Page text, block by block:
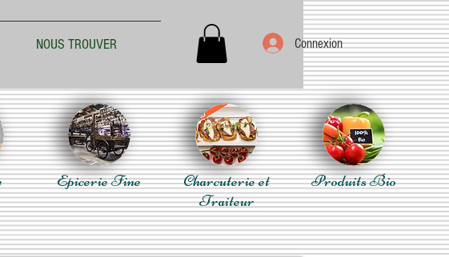
NOUS TROUVER Connexion
Epicerie Fine
Charcuterie et
Traiteur
Produits Bio